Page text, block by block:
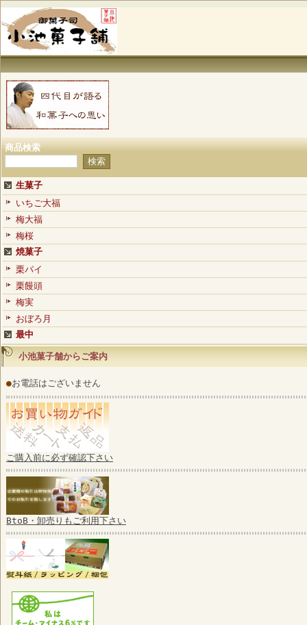
商品検索
生菓子
いちご大福
梅大福
梅桜
焼菓子
栗パイ
栗饅頭
梅実
おぼろ月
最中
小池菓子舗からご案内
●お電話はございません
ご購入前に必ず確認下さい
BtoB・卸売りもご利用下さい